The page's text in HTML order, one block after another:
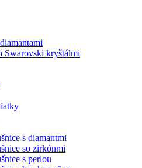
Swarovski kryštálmi
s diamantmi
so zirkónmi
s perlou